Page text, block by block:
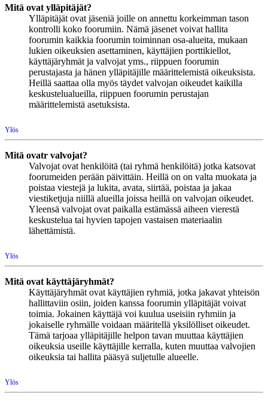
Mitä ovat ylläpitäjät?
Ylläpitäjät ovat jäseniä joille on annettu korkeimman tason
kontrolli koko foorumiin. Nämä jäsenet voivat hallita
foorumin kaikkia foorumin toiminnan osa-alueita, mukaan
lukien oikeuksien asettaminen, käyttäjien porttikiellot,
käyttäjäryhmät ja valvojat yms., riippuen foorumin
perustajasta ja hänen ylläpitäjille määrittelemistä oikeuksista.
Heillä saattaa olla myös täydet valvojan oikeudet kaikilla
keskustelualueilla, riippuen foorumin perustajan
määrittelemistä asetuksista.
Ylös
Mitä ovatr valvojat?
Valvojat ovat henkilöitä (tai ryhmä henkilöitä) jotka katsovat
foorumeiden perään päivittäin. Heillä on on valta muokata ja
poistaa viestejä ja lukita, avata, siirtää, poistaa ja jakaa
viestiketjuja niillä alueilla joissa heillä on valvojan oikeudet.
Yleensä valvojat ovat paikalla estämässä aiheen vierestä
keskustelua tai hyvien tapojen vastaisen materiaalin
lähettämistä.
Ylös
Mitä ovat käyttäjäryhmät?
Käyttäjäryhmät ovat käyttäjien ryhmiä, jotka jakavat yhteisön
hallittaviin osiin, joiden kanssa foorumin ylläpitäjät voivat
toimia. Jokainen käyttäjä voi kuulua useisiin ryhmiin ja
jokaiselle ryhmälle voidaan määritellä yksilölliset oikeudet.
Tämä tarjoaa ylläpitäjille helpon tavan muuttaa käyttäjien
oikeuksia useille käyttäjille kerralla, kuten muuttaa valvojien
oikeuksia tai hallita pääsyä suljetulle alueelle.
Ylös